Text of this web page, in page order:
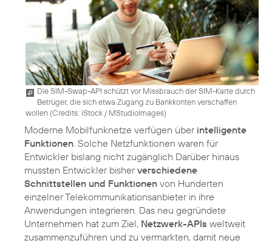
Die SIM-Swap-API schützt vor Missbrauch der SIM-Karte durch
Betrüger, die sich etwa Zugang zu Bankkonten verschaffen
wollen (Credits: iStock / MStudioImages)
Moderne Mobilfunknetze verfügen über intelligente
Funktionen. Solche Netzfunktionen waren für
Entwickler bislang nicht zugänglich Darüber hinaus
mussten Entwickler bisherverschiedene
Schnittstellen und Funktionen von Hunderten
einzelner Telekommunikationsanbieter in ihre
Anwendungen integrieren. Das neu gegründete
Unternehmen hat zum Ziel, Netzwerk-APIs weltweit
zusammenzuführen und zu vermarkten, damit neue